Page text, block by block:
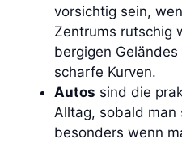
vorsichtig sein,
Zentrums rutschig
bergigen
scharfe Kurven.
Autos sind die
Alltag, sobald man
besonders wenn